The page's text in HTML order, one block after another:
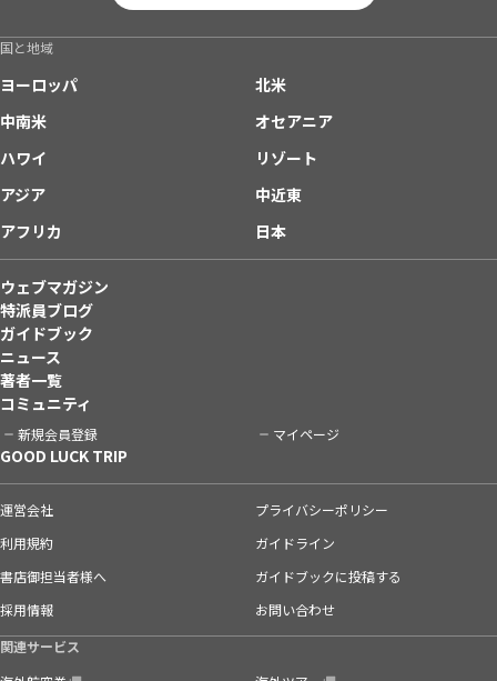
国と地域
ヨーロッパ
北米
中南米
オセアニア
ハワイ
リゾート
アジア
中近東
アフリカ
日本
ウェブマガジン
特派員ブログ
ガイドブック
ニュース
著者一覧
コミュニティ
新規会員登録 マイページ
GOOD LUCK TRIP
運営会社
プライバシーポリシー
利用規約
ガイドライン
書店御担当者様へ
ガイドブックに投稿する
採用情報
お問い合わせ
関連サービス